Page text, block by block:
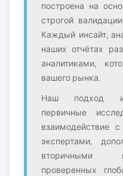
построена на
строгой
Каждый инсайт,
наших отчётах
аналитиками,
вашего рынка.
Наш подход
первичные
взаимодействие
экспертами,
вторичными
проверенных